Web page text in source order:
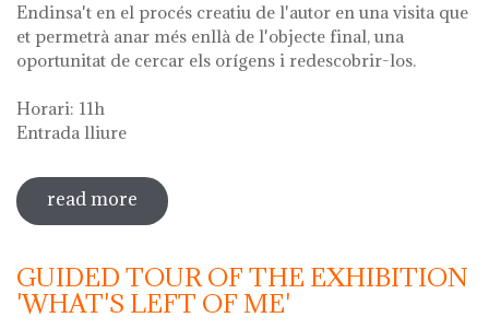
Endinsa't en el procés creatiu de l'autor en una visita que
et permetrà anar més enllà de l'objecte final, una
oportunitat de cercar els orígens i redescobrir-los.
Horari: 11h
Entrada lliure
read more sobre visita guiada a l'exposició 'anar a
la font'
GUIDED TOUR OF THE EXHIBITION
'WHAT'S LEFT OF ME'